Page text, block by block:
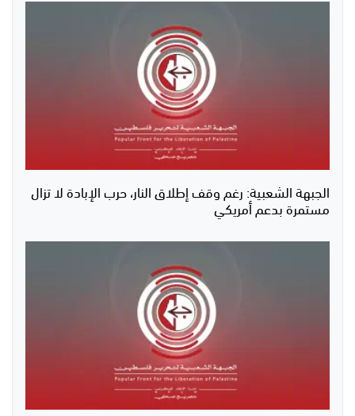
الجبهة الشعبية: رغم وقف إطلاق النار، حرب الإبادة لا تزال
مستمرة بدعم أمريكي